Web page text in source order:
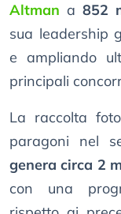
Altman a 852
sua leadership
e ampliando
principali
La raccolta
paragoni nel
genera circa 2
con una